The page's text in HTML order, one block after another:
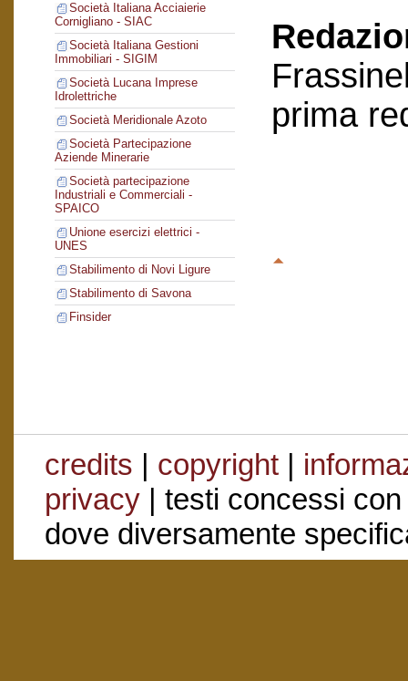
Società Italiana Acciaierie
Cornigliano - SIAC
Società Italiana Gestioni
Immobiliari - SIGIM
Società Lucana Imprese
Idrolettriche
Società Meridionale Azoto
Società Partecipazione
Aziende Minerarie
Società partecipazione
Industriali e Commerciali -
SPAICO
Unione esercizi elettrici -
UNES
Stabilimento di Novi Ligure
Stabilimento di Savona
Finsider
prima
credits | copyright|
privacy| testi concessi
dove diversamente